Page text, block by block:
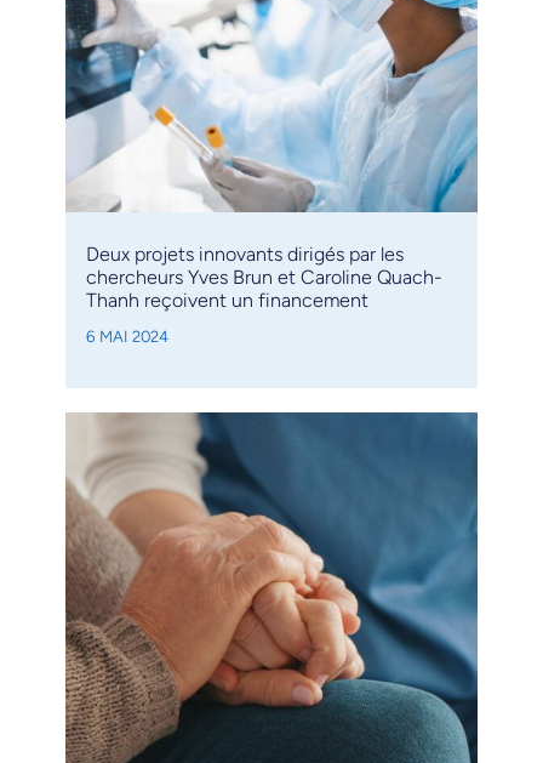
Deux projets innovants dirigés par les
chercheurs Yves Brun et Caroline Quach-
Thanh reçoivent un financement
6 MAI 2024